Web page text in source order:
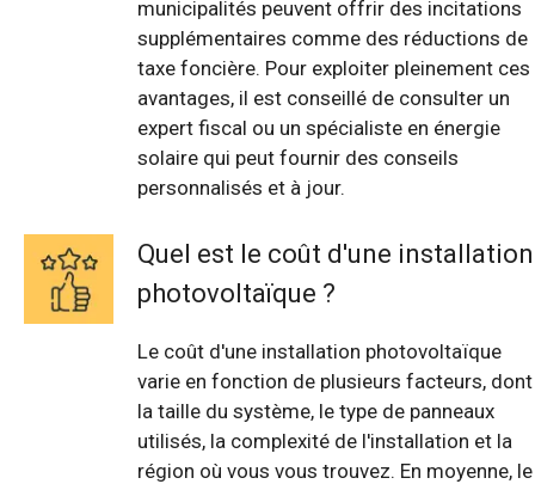
municipalités peuvent offrir des incitations
supplémentaires comme des réductions de
taxe foncière. Pour exploiter pleinement ces
avantages, il est conseillé de consulter un
expert fiscal ou un spécialiste en énergie
solaire qui peut fournir des conseils
personnalisés et à jour.
Quel est le coût d'une installation
photovoltaïque ?
Le coût d'une installation photovoltaïque
varie en fonction de plusieurs facteurs, dont
la taille du système, le type de panneaux
utilisés, la complexité de l'installation et la
région où vous vous trouvez. En moyenne, le